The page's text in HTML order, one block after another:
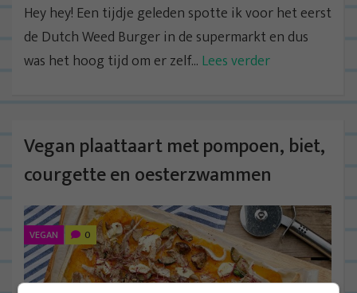
Hey hey! Een tijdje geleden spotte ik voor het eerst
de Dutch Weed Burger in de supermarkt en dus
was het hoog tijd om er zelf... Lees verder
Vegan plaattaart met pompoen, biet,
courgette en oesterzwammen
VEGAN 0